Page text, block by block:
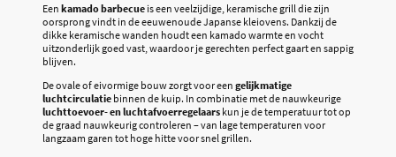
Een kamado barbecue is een veelzijdige, keramische grill die zijn
oorsprong vindt in de eeuwenoude Japanse kleiovens. Dankzij de
dikke keramische wanden houdt een kamado warmte en vocht
uitzonderlijk goed vast, waardoor je gerechten perfect gaart en sappig
blijven.
De ovale of eivormige bouw zorgt voor een gelijkmatige
luchtcirculatie binnen de kuip. In combinatie met de nauwkeurige
luchttoevoer- en luchtafvoerregelaars kun je de temperatuur tot op
de graad nauwkeurig controleren – van lage temperaturen voor
langzaam garen tot hoge hitte voor snel grillen.